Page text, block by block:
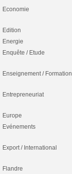
Economie
Edition
Energie
Enquête / Etude
Enseignement / Formation
Entrepreneuriat
Europe
Evénements
Export / International
Flandre